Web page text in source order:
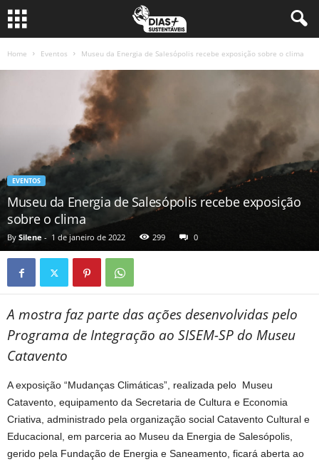
Home Eventos Museu da Energia de Salesópolis recebe exposição sobre o clima
EVENTOS
Museu da Energia de Salesópolis recebe exposição
sobre o clima
By Silene - 1 de janeiro de 2022 299 0
A mostra faz parte das ações desenvolvidas pelo
Programa de Integração ao SISEM-SP do Museu
Catavento
A exposição “Mudanças Climáticas”, realizada pelo Museu
Catavento, equipamento da Secretaria de Cultura e Economia
Criativa, administrado pela organização social Catavento Cultural e
Educacional, em parceria ao Museu da Energia de Salesópolis,
gerido pela Fundação de Energia e Saneamento, ficará aberta ao